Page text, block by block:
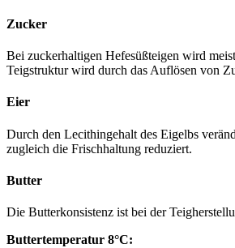
Zucker
Bei zuckerhaltigen Hefesüßteigen wird
Teigstruktur wird durch das Auflösen von
Eier
Durch den Lecithingehalt des Eigelbs
zugleich die Frischhaltung reduziert.
Butter
Die Butterkonsistenz ist bei der
Buttertemperatur 8°C: